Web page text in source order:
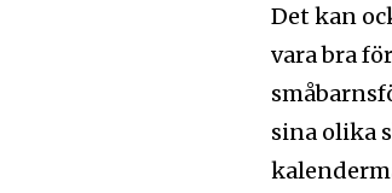
Det kan
vara bra
sina olika